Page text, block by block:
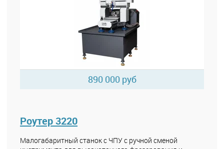
890 000 руб
Роутер 3220
Малогабаритный станок с ЧПУ с ручной сменой